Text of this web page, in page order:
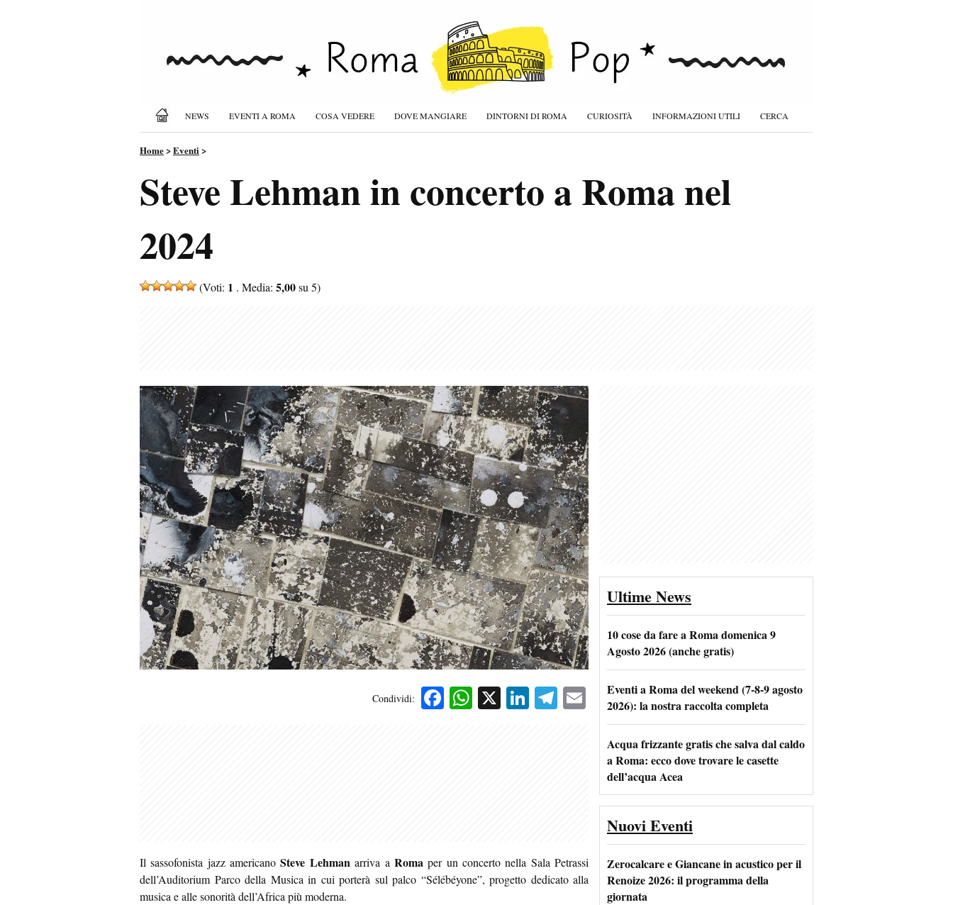
NEWS EVENTI A ROMA COSA VEDERE DOVE MANGIARE DINTORNI DI ROMA CURIOSITÀ INFORMAZIONI UTILI CERCA
Home>Eventi>
Steve Lehman in concerto a Roma nel
2024
(Voti: 1 . Media: 5,00su 5)
Condividi: Facebook
WhatsApp
X LinkedIn
Telegram
Email
Il sassofonista jazz americanoSteve Lehmanarriva a Romaper un concerto nella Sala Petrassi
dell’Auditorium Parco della Musica in cui porterà sul palco “Sélébéyone”, progetto dedicato alla
musica e alle sonorità dell’Africa più moderna.
Ultime News
10 cose da fare a Roma domenica 9
Agosto 2026 (anche gratis)
Eventi a Roma del weekend (7-8-9 agosto
2026): la nostra raccolta completa
Acqua frizzante gratis che salva dal caldo
a Roma: ecco dove trovare le casette
dell’acqua Acea
Nuovi Eventi
Zerocalcare e Giancane in acustico per il
Renoize 2026: il programma della
giornata